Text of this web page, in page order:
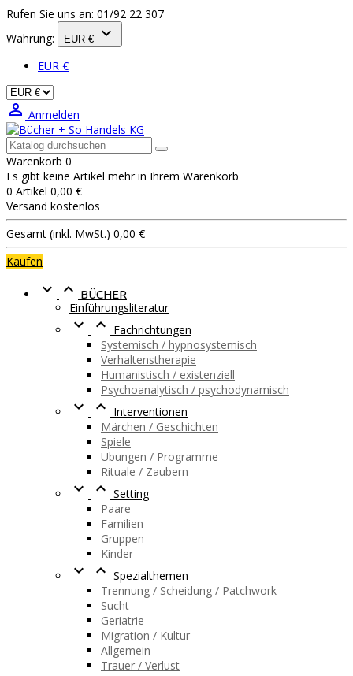
Rufen Sie uns an: 01/92 22 307
Währung:
EUR € 
EUR €
 Anmelden
Warenkorb 0
Es gibt keine Artikel mehr in Ihrem Warenkorb
0 Artikel 0,00 €
Versand kostenlos
Gesamt (inkl. MwSt.) 0,00 €
Kaufen
  BÜCHER
Einführungsliteratur
  Fachrichtungen
Systemisch / hypnosystemisch
Verhaltenstherapie
Humanistisch / existenziell
Psychoanalytisch / psychodynamisch
  Interventionen
Märchen / Geschichten
Spiele
Übungen / Programme
Rituale / Zaubern
  Setting
Paare
Familien
Gruppen
Kinder
  Spezialthemen
Trennung / Scheidung / Patchwork
Sucht
Geriatrie
Migration / Kultur
Allgemein
Trauer / Verlust